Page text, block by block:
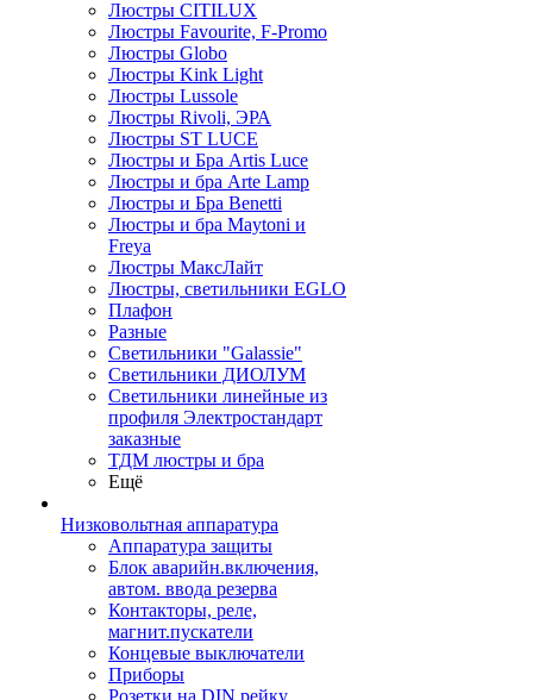
Люстры CITILUX
Люстры Favourite, F-Promo
Люстры Globo
Люстры Kink Light
Люстры Lussole
Люстры Rivoli, ЭРА
Люстры ST LUCE
Люстры и Бра Artis Luce
Люстры и бра Arte Lamp
Люстры и Бра Benetti
Люстры и бра Maytoni и
Freya
Люстры МаксЛайт
Люстры, светильники EGLO
Плафон
Разные
Светильники "Galassie"
Светильники ДИОЛУМ
Светильники линейные из
профиля Электростандарт
заказные
ТДМ люстры и бра
Ещё
Низковольтная аппаратура
Аппаратура защиты
Блок аварийн.включения,
автом. ввода резерва
Контакторы, реле,
магнит.пускатели
Концевые выключатели
Приборы